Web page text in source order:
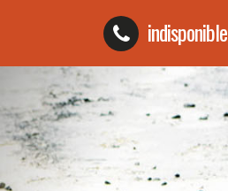
indisponible